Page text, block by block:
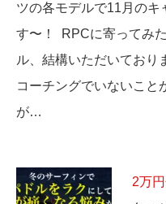
ツの各モデルで11月のキ
す〜！ RPCに寄ってみ
ル、結構いただいており
コーチングでいないこと
が…
2万